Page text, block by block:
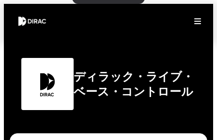
ディラック・ライブ・
ベース・コントロール